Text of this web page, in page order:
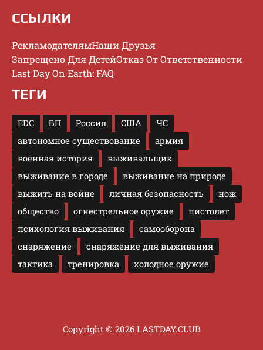
ССЫЛКИ
РекламодателямНаши Друзья
Запрещено Для ДетейОтказ От Ответственности
Last Day On Earth: FAQ
ТЕГИ
EDC БП Россия США
ЧС
автономное существование
армия
военная история
выживальщик
выживание в городе
выживание на природе
выжить на войне
личная безопасность
нож
общество
огнестрельное оружие
пистолет
психология выживания
самооборона
снаряжение
снаряжение для выживания
тактика
тренировка холодное оружие
Copyright © 2026 LASTDAY.CLUB